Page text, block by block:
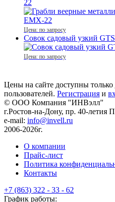
22
Цена: по запросу
Совок садовый узкий
Цена: по запросу
Цены на сайте доступны
пользователей. Регистрация и
© ООО Компания "ИНВэлл"
г.Ростов-на-Дону, пр. 40-летия
e-mail: info@invell.ru
2006-2026г.
О компании
Прайс-лист
Политика
Контакты
+7 (863) 322 - 33 - 62
График работы: